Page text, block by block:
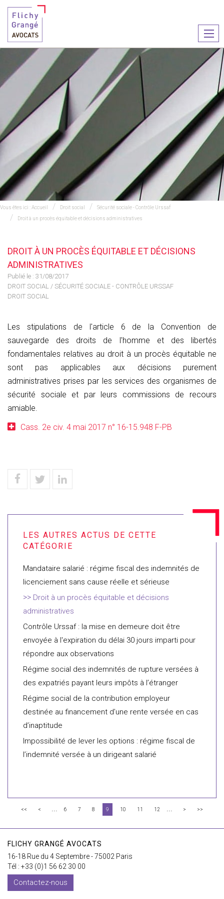
le
Vous êtes ici :Accueil Droit social
Sécurité sociale - Contrôle Urssaf
Droit à un procès équitable et décisions administratives
DROIT À UN PROCÈS ÉQUITABLE ET DÉCISIONS
ADMINISTRATIVES
Publié le : 31/08/2017
DROIT SOCIAL / SÉCURITÉ SOCIALE - CONTRÔLE URSSAF
DROIT SOCIAL
Les stipulations de l'article 6 de la Convention de
sauvegarde des droits de l'homme et des libertés
fondamentales relatives au droit à un procès équitable ne
sont pas applicables aux décisions purement
administratives prises par les services des organismes de
sécurité sociale et par leurs commissions de recours
amiable.
Cass. 2e civ. 4 mai 2017 n° 16-15.948 F-PB
Mandataire salarié : régime fiscal des indemnités de
licenciement sans cause réelle et sérieuse
Droit à un procès équitable et décisions
administratives
Contrôle Urssaf : la mise en demeure doit être
envoyée à l'expiration du délai 30 jours imparti pour
répondre aux observations
Régime social des indemnités de rupture versées à
des expatriés payant leurs impôts à l’étranger
Régime social de la contribution employeur
destinée au financement d’une rente versée en cas
d’inaptitude
Impossibilité de lever les options : régime fiscal de
l’indemnité versée à un dirigeant salarié
<< < ... 6 7 8 9 10 11 12 ... > >>
FLICHY GRANGÉ AVOCATS
16-18 Rue du 4 Septembre - 75002 Paris
Tél : +33 (0)1 56 62 30 00
Contactez-nous